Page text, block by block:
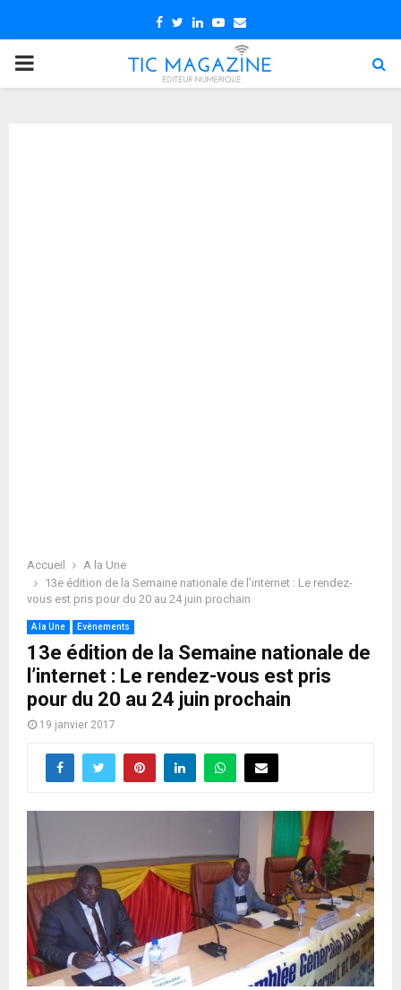
Facebook
TwitterLinkedin
Youtube
Email
PRIMARY
Accueil
A la Une
13e édition de la Semaine nationale de l’internet : Le rendez-
vous est pris pour du 20 au 24 juin prochain
A la Une Evènements
13e édition de la Semaine nationale de
l’internet : Le rendez-vous est pris
pour du 20 au 24 juin prochain
19 janvier 2017